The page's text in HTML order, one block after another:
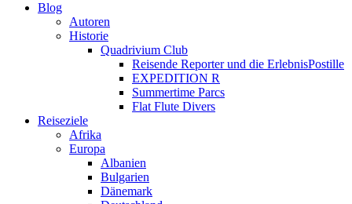
Blog
Autoren
Historie
Quadrivium Club
Reisende Reporter und die ErlebnisPostille
EXPEDITION R
Summertime Parcs
Flat Flute Divers
Reiseziele
Afrika
Europa
Albanien
Bulgarien
Dänemark